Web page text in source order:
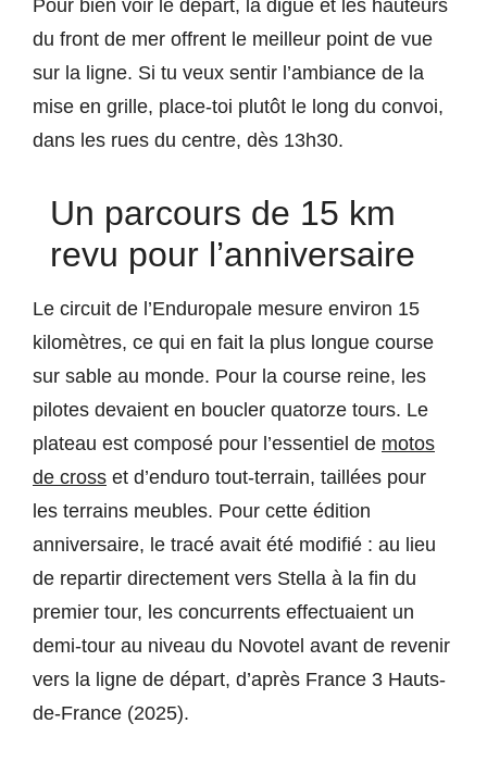
Pour bien voir le départ, la digue et les hauteurs
du front de mer offrent le meilleur point de vue
sur la ligne. Si tu veux sentir l’ambiance de la
mise en grille, place-toi plutôt le long du convoi,
dans les rues du centre, dès 13h30.
Un parcours de 15 km
revu pour l’anniversaire
Le circuit de l’Enduropale mesure environ 15
kilomètres, ce qui en fait la plus longue course
sur sable au monde. Pour la course reine, les
pilotes devaient en boucler quatorze tours. Le
plateau est composé pour l’essentiel de motos
de cross et d’enduro tout-terrain, taillées pour
les terrains meubles. Pour cette édition
anniversaire, le tracé avait été modifié : au lieu
de repartir directement vers Stella à la fin du
premier tour, les concurrents effectuaient un
demi-tour au niveau du Novotel avant de revenir
vers la ligne de départ, d’après France 3 Hauts-
de-France (2025).